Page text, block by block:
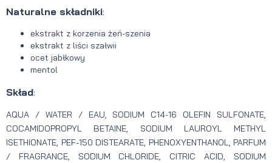
Naturalne składniki:
ekstrakt z korzenia żeń-szenia
ekstrakt z liści szałwii
ocet jabłkowy
mentol
Skład:
AQUA / WATER / EAU, SODIUM C14-16 OLEFIN SULFONATE,
COCAMIDOPROPYL BETAINE, SODIUM LAUROYL METHYL
ISETHIONATE, PEF-150 DISTEARATE, PHENOXYENTHANOL, PARFUM
/ FRAGRANCE, SODIUM CHLORIDE, CITRIC ACID, SODIUM